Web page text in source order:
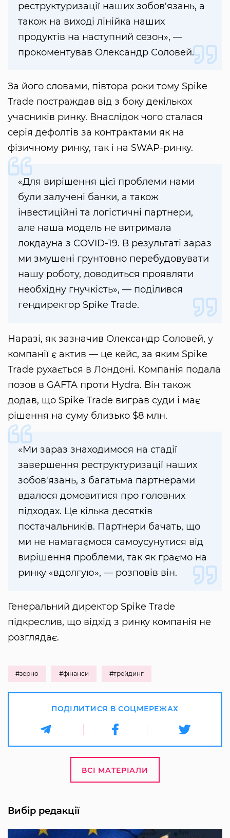
реструктуризації наших зобов'язань, а
також на виході лінійка наших
продуктів на наступний сезон», —
прокоментував Олександр Соловей.
За його словами, півтора роки тому Spike
Trade постраждав від з боку декількох
учасників ринку. Внаслідок чого сталася
серія дефолтів за контрактами як на
фізичному ринку, так і на SWAP-ринку.
«Для вирішення цієї проблеми нами
були залучені банки, а також
інвестиційні та логістичні партнери,
але наша модель не витримала
локдауна з COVID-19. В результаті зараз
ми змушені грунтовно перебудовувати
нашу роботу, доводиться проявляти
необхідну гнучкість», — поділився
гендиректор Spike Trade.
Наразі, як зазначив Олександр Соловей, у
компанії є актив — це кейс, за яким Spike
Trade рухається в Лондоні. Компанія подала
позов в GAFTA проти Hydra. Він також
додав, що Spike Trade виграв суди і має
рішення на суму близько $8 млн.
«Ми зараз знаходимося на стадії
завершення реструктуризації наших
зобов'язань, з багатьма партнерами
вдалося домовитися про головних
підходах. Це кілька десятків
постачальників. Партнери бачать, що
ми не намагаємося самоусунутися від
вирішення проблеми, так як граємо на
ринку «вдолгую», — розповів він.
Генеральний директор Spike Trade
підкреслив, що відхід з ринку компанія не
розглядає.
#зерно #фінанси #трейдинг
ПОДІЛИТИСЯ В СОЦМЕРЕЖАХ
ВСІ МАТЕРІАЛИ
Вибір редакції